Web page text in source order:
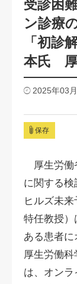
受診困
ン診療
「初診
本氏 厚
2025年03
保存
厚生労働
に関する
ヒルズ未
特任教授）
ある患者
厚生労働
は、オンラ